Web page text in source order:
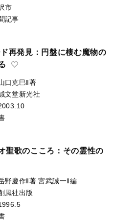
市
記事
再発見：円盤に棲む魔物の
口克巳‖著
文堂新光社
聖歌のこころ：その霊性の
野慶作‖著 宮武誠一‖編
風社出版